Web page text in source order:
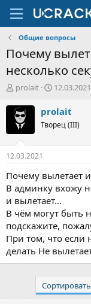
Общие вопросы
Почему
несколько
А
т
о
р
т
е
м
ы
prolait
Д
т
н
а
л
12.03.2021
prolait
Творец (III)
12.03.2021
Почему вылетает
В админку вхожу
и вылетает...
В чём могут быть
подскажите,
При том, что если
делать Не